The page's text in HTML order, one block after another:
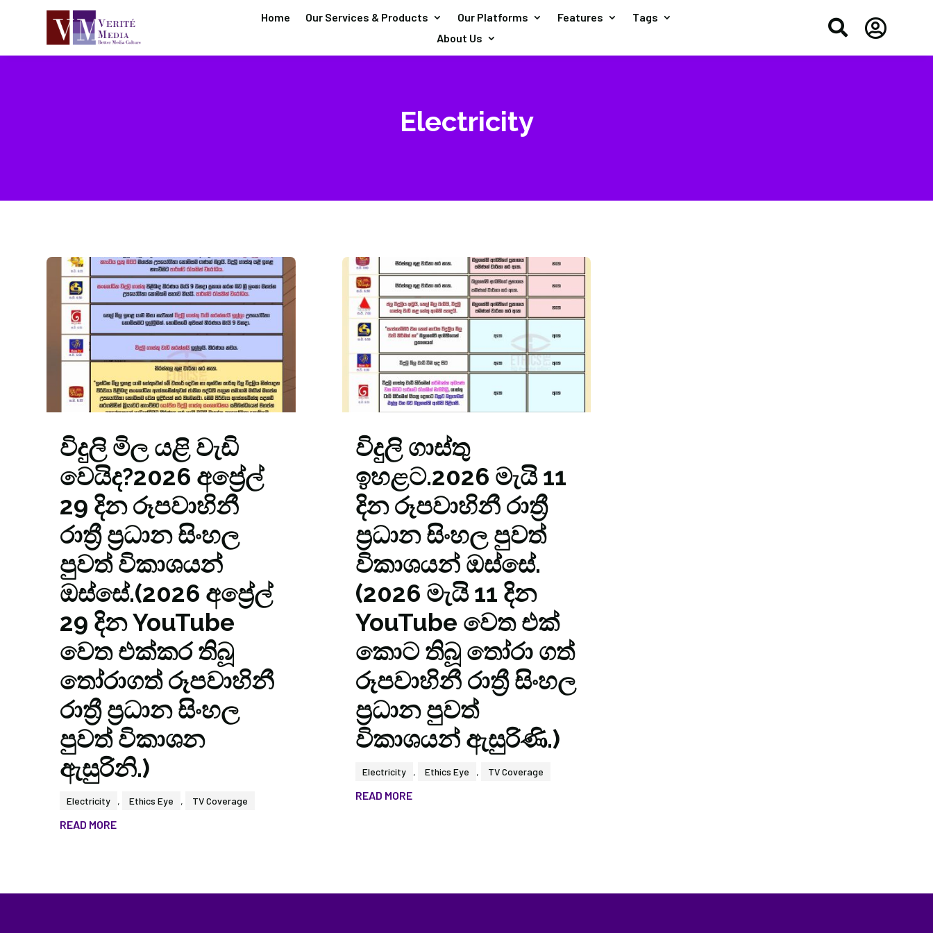
Home Our Services & Products Our Platforms Features
Tags
About Us
 
Electricity
විදුලි මිල යළි වැඩි
වෙයිද?2026 අප්‍රේල්
29 දින රූපවාහිනී
රාත්‍රී ප්‍රධාන සිංහල
පුවත් විකාශයන්
ඔස්සේ.(2026 අප්‍රේල්
29 දින YouTube
වෙත එක්කර තිබූ
තෝරාගත් රූපවාහිනී
රාත්‍රී ප්‍රධාන සිංහල
පුවත් විකාශන
ඇසුරිනි.)
Electricity , Ethics Eye , TV Coverage
READ MORE
විදුලි ගාස්තු
ඉහළට.2026 මැයි 11
දින රූපවාහිනී රාත්‍රී
ප්‍රධාන සිංහල පුවත්
විකාශයන් ඔස්සේ.
(2026 මැයි 11 දින
YouTube වෙත එක්
කොට තිබූ තෝරා ගත්
රූපවාහිනී රාත්‍රී සිංහල
ප්‍රධාන පුවත්
විකාශයන් ඇසුරිණි.)
Electricity , Ethics Eye , TV Coverage
READ MORE